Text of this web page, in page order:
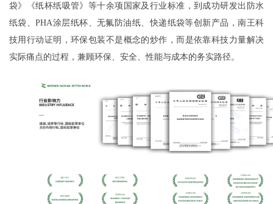
袋》《纸杯纸吸管》等十余项国家及行业标准，到成功研发出防水
纸袋、PHA涂层纸杯、无氟防油纸、快递纸袋等创新产品，南王科
技用行动证明，环保包装不是概念的炒作，而是依靠科技力量解决
实际痛点的过程，兼顾环保、安全、性能与成本的务实路径。